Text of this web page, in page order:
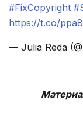
#FixCopyright
https://t.co/
— Julia Reda